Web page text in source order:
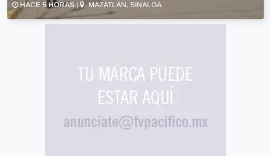
HACE 5 HORAS | MAZATLÁN, SINALOA